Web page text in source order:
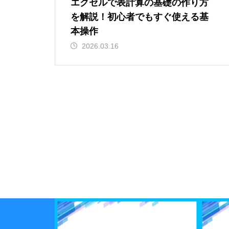
エクセルで表計算の基礎の作り方
を解説！初心者でもすぐ使える基
本操作
2026.03.16